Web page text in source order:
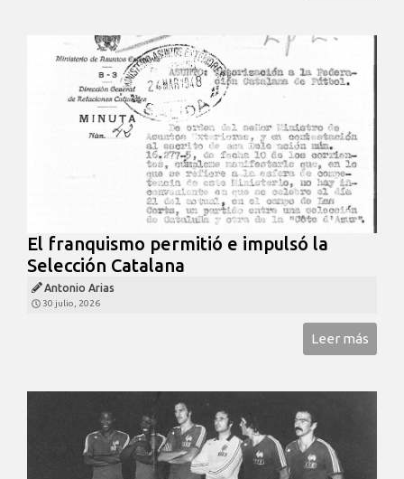
El franquismo permitió e impulsó la
Selección Catalana
Antonio Arias
30 julio, 2026
Leer más